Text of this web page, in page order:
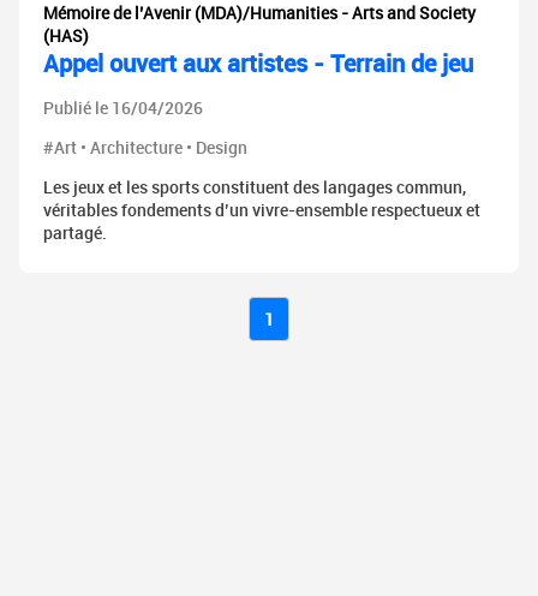
Mémoire de l’Avenir (MDA)/Humanities - Arts and Society
(HAS)
Appel ouvert aux artistes - Terrain de jeu
Publié le 16/04/2026
#Art • Architecture • Design
Les jeux et les sports constituent des langages commun,
véritables fondements d’un vivre-ensemble respectueux et
partagé.
1